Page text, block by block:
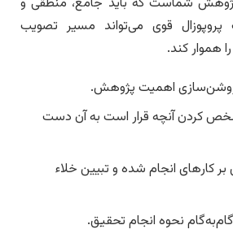
پروپوزال قوی می‌تواند مسیر تصویب
هموار کند.
اهمیت پژوهش.
کردن آنچه قرار است به آن دست
بر کارهای انجام شده و تبیین خلاء
نحوه انجام تحقیق.